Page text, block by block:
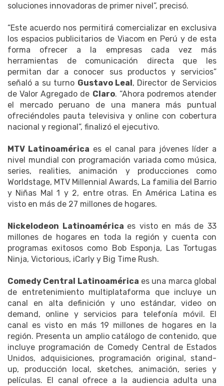
soluciones innovadoras de primer nivel”, precisó.
“Este acuerdo nos permitirá comercializar en exclusiva
los espacios publicitarios de Viacom en Perú y de esta
forma ofrecer a la empresas cada vez más
herramientas de comunicación directa que les
permitan dar a conocer sus productos y servicios”
señaló a su turno Gustavo Leal, Director de Servicios
de Valor Agregado de Claro. “Ahora podremos atender
el mercado peruano de una manera más puntual
ofreciéndoles pauta televisiva y online con cobertura
nacional y regional”, finalizó el ejecutivo.
MTV Latinoamérica es el canal para jóvenes líder a
nivel mundial con programación variada como música,
series, realities, animación y producciones como
Worldstage, MTV Millennial Awards, La familia del Barrio
y Niñas Mal 1 y 2, entre otras. En América Latina es
visto en más de 27 millones de hogares.
Nickelodeon Latinoamérica es visto en más de 33
millones de hogares en toda la región y cuenta con
programas exitosos como Bob Esponja, Las Tortugas
Ninja, Victorious, iCarly y Big Time Rush.
Comedy Central Latinoamérica es una marca global
de entretenimiento multiplataforma que incluye un
canal en alta definición y uno estándar, video on
demand, online y servicios para telefonía móvil. El
canal es visto en más 19 millones de hogares en la
región. Presenta un amplio catálogo de contenido, que
incluye programación de Comedy Central de Estados
Unidos, adquisiciones, programación original, stand-
up, producción local, sketches, animación, series y
películas. El canal ofrece a la audiencia adulta una